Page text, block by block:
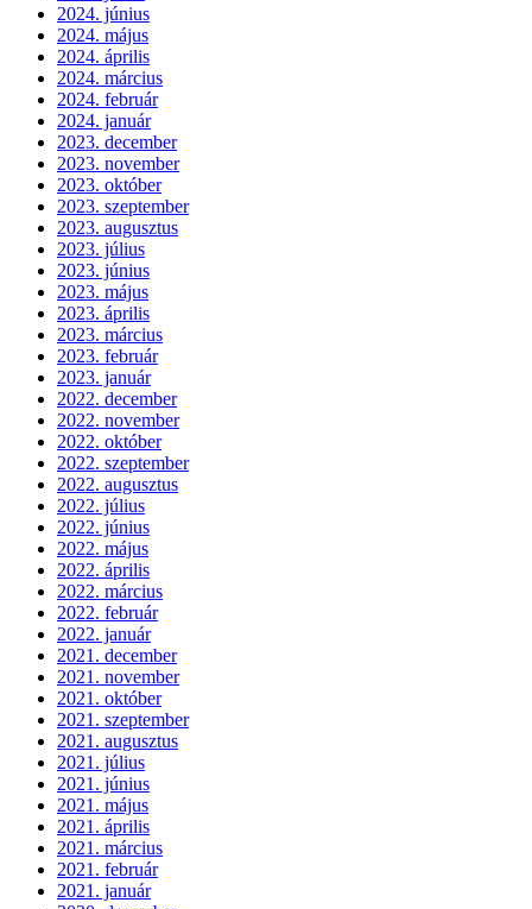
2024. június
2024. május
2024. április
2024. március
2024. február
2024. január
2023. december
2023. november
2023. október
2023. szeptember
2023. augusztus
2023. július
2023. június
2023. május
2023. április
2023. március
2023. február
2023. január
2022. december
2022. november
2022. október
2022. szeptember
2022. augusztus
2022. július
2022. június
2022. május
2022. április
2022. március
2022. február
2022. január
2021. december
2021. november
2021. október
2021. szeptember
2021. augusztus
2021. július
2021. június
2021. május
2021. április
2021. március
2021. február
2021. január